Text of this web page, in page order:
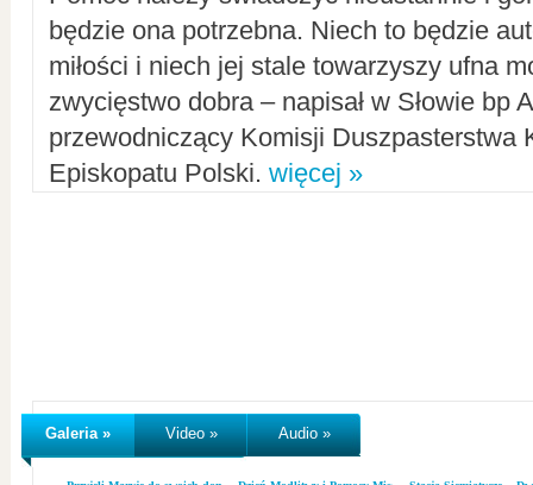
będzie ona potrzebna. Niech to będzie
miłości i niech jej stale towarzyszy ufna
zwycięstwo dobra – napisał w Słowie bp
przewodniczący Komisji Duszpasterstwa
Episkopatu Polski. więcej »
Galeria » Video » Audio »